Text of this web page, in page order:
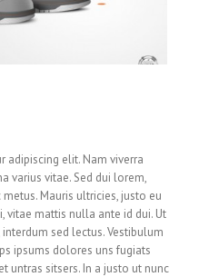
adipiscing elit. Nam viverra
varius vitae. Sed dui lorem,
Mauris ultricies, justo eu
vitae mattis nulla ante id dui. Ut
sed lectus. Vestibulum
ipsums dolores uns fugiats
untras sitsers. In a justo ut nunc